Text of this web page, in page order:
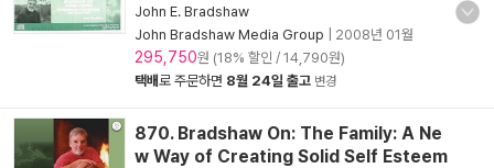
John E. Bradshaw
John Bradshaw Media Group
2008년 01월
295,750원 (18% 할인 / 14,790원)
택배로 주문하면 8월 24일 출고 변경
870. Bradshaw On: The Family: A Ne
w Way of Creating Solid Self Esteem